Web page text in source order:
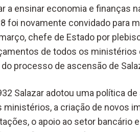
a ensinar economia e finanças
foi novamente convidado para
chefe de Estado por
de todos os ministérios
processo de ascensão de
Salazar adotou uma política
ministérios, a criação de novos
o apoio ao setor bancário